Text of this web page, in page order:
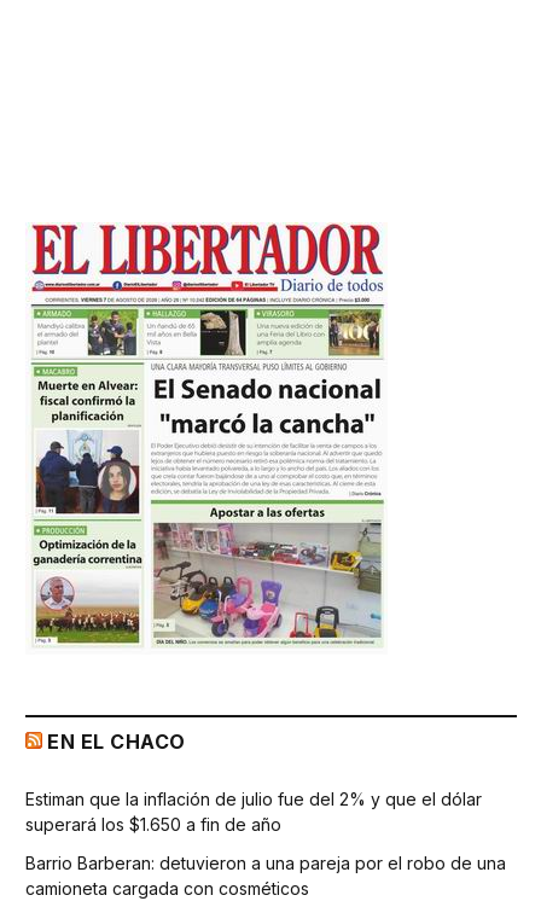
EN EL CHACO
Estiman que la inflación de julio fue del 2% y que el dólar
superará los $1.650 a fin de año
Barrio Barberan: detuvieron a una pareja por el robo de una
camioneta cargada con cosméticos